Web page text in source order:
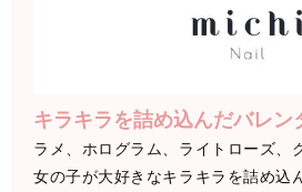
キラキラを詰め込んだバレン
ラメ、ホログラム、ライトローズ、
女の子が大好きなキラキラを詰め込